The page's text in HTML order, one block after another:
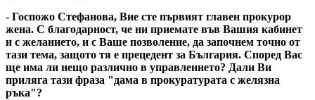
- Госпожо Стефанова, Вие сте първият главен прокурор
жена. С благодарност, че ни приемате във Вашия кабинет
и с желанието, и с Ваше позволение, да започнем точно от
тази тема, защото тя е прецедент за България. Според Вас
ще има ли нещо различно в управлението? Дали Ви
приляга тази фраза "дама в прокуратурата с желязна
ръка"?